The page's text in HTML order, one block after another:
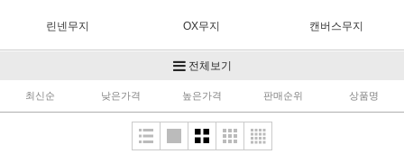
린넨무지 OX무지 캔버스무지
방수천무지
천염염색/피그먼트 인견무지 암막무지
쉬폰무지
전체보기
최신순 낮은가격 높은가격 판매순위 상품명